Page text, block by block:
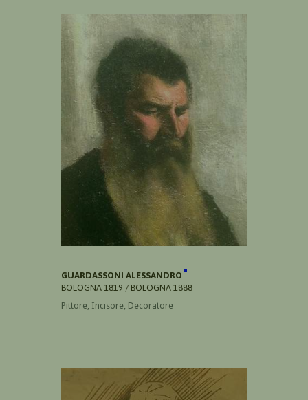
GUARDASSONI ALESSANDRO
BOLOGNA 1819 / BOLOGNA 1888
Pittore, Incisore, Decoratore